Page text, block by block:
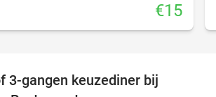
€15
3-gangen keuzediner bij